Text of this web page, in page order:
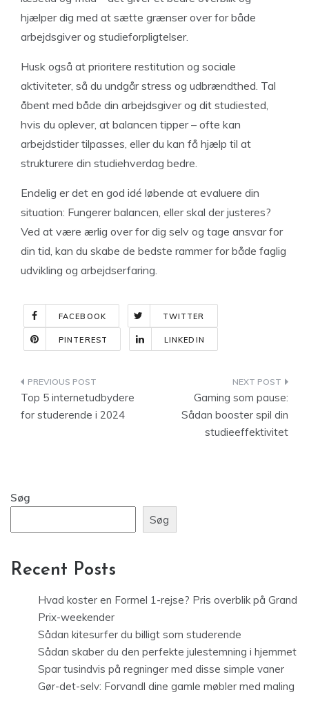
hjælper dig med at sætte grænser over for både
arbejdsgiver og studieforpligtelser.
Husk også at prioritere restitution og sociale
aktiviteter, så du undgår stress og udbrændthed. Tal
åbent med både din arbejdsgiver og dit studiested,
hvis du oplever, at balancen tipper – ofte kan
arbejdstider tilpasses, eller du kan få hjælp til at
strukturere din studiehverdag bedre.
Endelig er det en god idé løbende at evaluere din
situation: Fungerer balancen, eller skal der justeres?
Ved at være ærlig over for dig selv og tage ansvar for
din tid, kan du skabe de bedste rammer for både faglig
udvikling og arbejdserfaring.
FACEBOOK TWITTER
PINTEREST LINKEDIN
Indlægsnavigation
Top 5 internetudbydere
for studerende i 2024
Gaming som pause:
Sådan booster spil din
studieeffektivitet
Søg
Søg
Recent Posts
Hvad koster en Formel 1-rejse? Pris overblik på Grand
Prix-weekender
Sådan kitesurfer du billigt som studerende
Sådan skaber du den perfekte julestemning i hjemmet
Spar tusindvis på regninger med disse simple vaner
Gør-det-selv: Forvandl dine gamle møbler med maling